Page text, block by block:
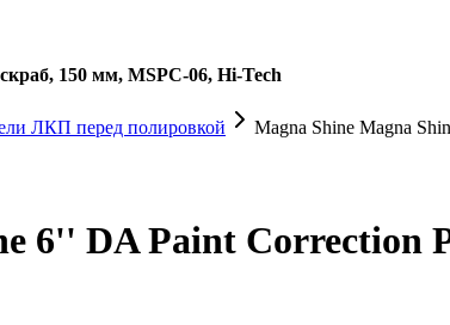
150 мм, MSPC-06, Hi-Tech
ЛКП перед полировкой
Magna Shine Magna
6'' DA Paint Correction